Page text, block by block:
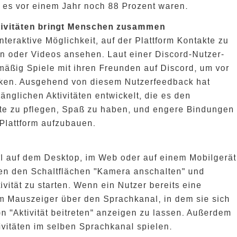
vor einem Jahr noch 88 Prozent waren.
bringt Menschen zusammen
Möglichkeit, auf der Plattform Kontakte zu
oder Videos ansehen. Laut einer Discord-Nutzer-
Spiele mit ihren Freunden auf Discord, um vor
Ausgehend von diesem Nutzerfeedback hat
Aktivitäten entwickelt, die es den
zu pflegen, Spaß zu haben, und engere Bindungen
aufzubauen.
dem Desktop, im Web oder auf einem Mobilgerät
den Schaltflächen "Kamera anschalten" und
zu starten. Wenn ein Nutzer bereits eine
Mauszeiger über den Sprachkanal, in dem sie sich
"Aktivität beitreten" anzeigen zu lassen. Außerdem
im selben Sprachkanal spielen.